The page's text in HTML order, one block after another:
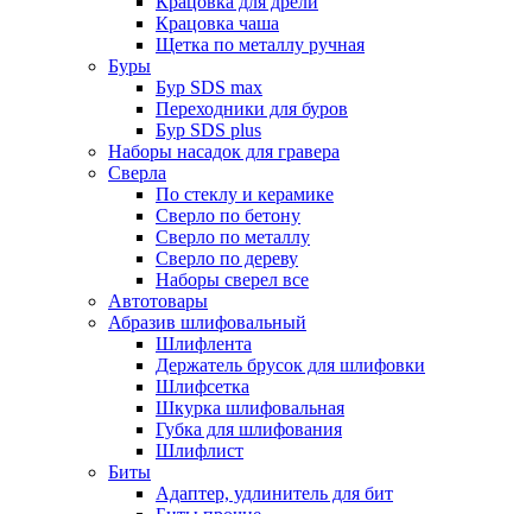
Крацовка чаша
Щетка по металлу ручная
Буры
Бур SDS max
Переходники для буров
Бур SDS plus
Наборы насадок для гравера
Сверла
По стеклу и керамике
Сверло по бетону
Сверло по металлу
Сверло по дереву
Наборы сверел все
Автотовары
Абразив шлифовальный
Шлифлента
Держатель брусок для шлифовки
Шлифсетка
Шкурка шлифовальная
Губка для шлифования
Шлифлист
Биты
Адаптер, удлинитель для бит